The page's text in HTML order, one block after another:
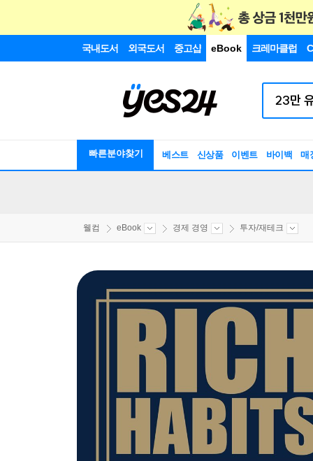
국내도서 외국도서 중고샵 eBook 크레마클럽
빠른분야찾기 베스트 신상품 이벤트 바이백 매
웰컴 eBook 경제 경영 투자/재테크